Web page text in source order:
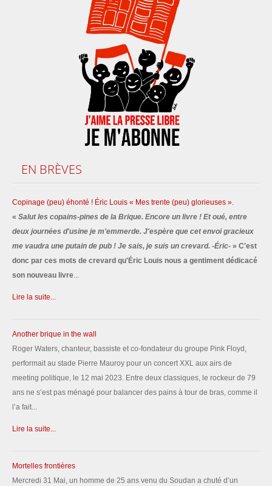
EN BRÈVES
Copinage (peu) éhonté ! Éric Louis « Mes trente (peu) glorieuses ».
« Salut les copains-pines de la Brique. Encore un livre ! Et oué, entre
deux journées d'usine je m'emmerde. J'espère que cet envoi gracieux
me vaudra une putain de pub ! Je sais, je suis un crevard. -Éric- » C'est
donc par ces mots de crevard qu'Éric Louis nous a gentiment dédicacé
son nouveau livre...
Lire la suite...
Another brique in the wall
Roger Waters, chanteur, bassiste et co-fondateur du groupe Pink Floyd,
performait au stade Pierre Mauroy pour un concert XXL aux airs de
meeting politique, le 12 mai 2023. Entre deux classiques, le rockeur de 79
ans ne s’est pas ménagé pour balancer des pains à tour de bras, comme il
l’a fait...
Lire la suite...
Mortelles frontières
Mercredi 31 Mai, un homme de 25 ans venu du Soudan a chuté d’un